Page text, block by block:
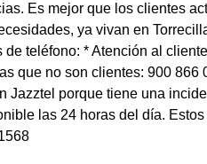
Es mejor que los clientes
ya vivan en
de teléfono: * Atención al
que no son clientes: 900
Jazztel porque tiene una
las 24 horas del día.